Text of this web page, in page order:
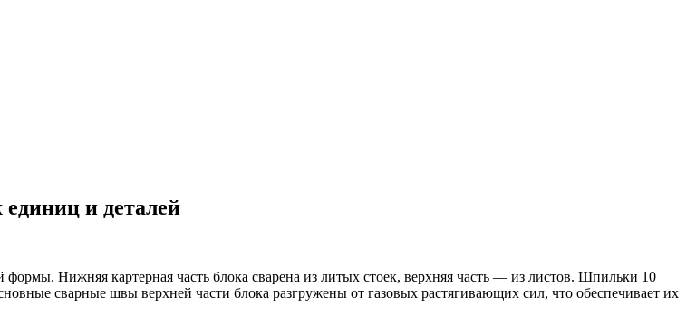
и деталей
Нижняя картерная часть блока сварена из литых стоек, верхняя часть — из листов. Шпильки 10
сварные швы верхней части блока разгружены от газовых растягивающих сил, что обеспечивает их